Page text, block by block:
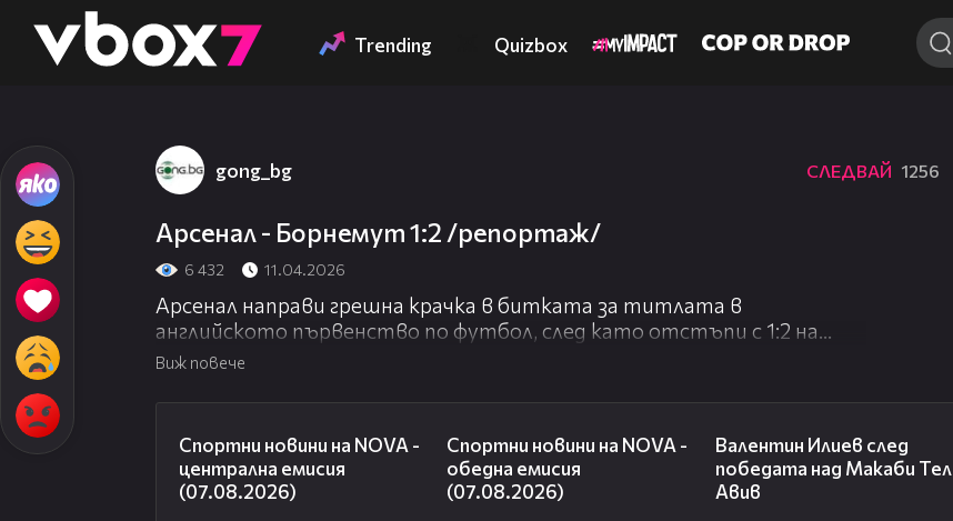
👾 Trending Quizbox
gong_bg СЛЕДВАЙ 1256
Арсенал - Борнемут 1:2 /репортаж/
6 432 11.04.2026
Арсенал направи грешна крачка в битката за титлата в
английското първенство по футбол, след като отстъпи с 1:2 на
Борнемут като домакин. Така преднината на лондончани срещу
Гуардиола е с два мача по-малко.
Виж повече
Спортни новини на NOVA -
централна емисия
(07.08.2026)
Спортни новини на NOVA -
обедна емисия
(07.08.2026)
Валентин Илиев след
победата над Макаби Тел
Авив